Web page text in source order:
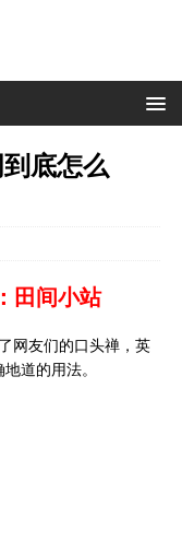
底怎么
田间小站
网友们的口头禅，英
道的用法。